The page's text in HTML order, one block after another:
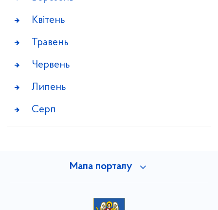
Квітень
Травень
Червень
Липень
Серп
Мапа порталу